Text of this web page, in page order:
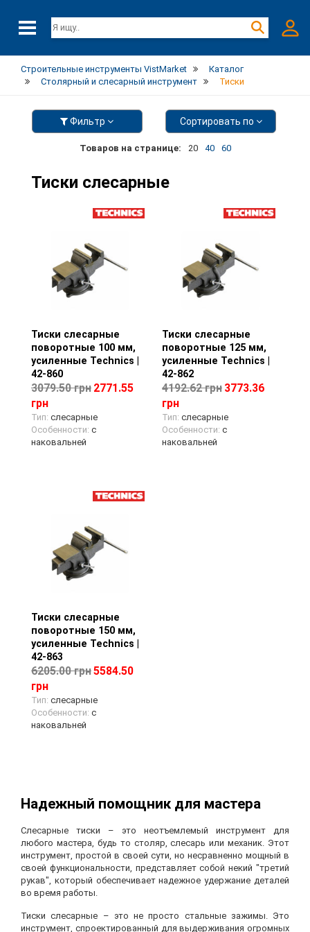
Строительные инструменты VistMarket
Каталог
Столярный и слесарный инструмент
Тиски
Фильтр Сортировать по
Товаров на странице: 20 40 60
Тиски слесарные
Просмотр товара
Тиски слесарные
поворотные 100 мм,
усиленные Technics |
42-860
3079.50 грн 2771.55
грн
Тип: слесарные
Особенности: с
наковальней
Просмотр товара
Тиски слесарные
поворотные 125 мм,
усиленные Technics |
42-862
4192.62 грн 3773.36
грн
Тип: слесарные
Особенности: с
наковальней
Просмотр товара
Тиски слесарные
поворотные 150 мм,
усиленные Technics |
42-863
6205.00 грн5584.50
грн
Тип: слесарные
Особенности: с
наковальней
Надежный помощник для мастера
Слесарные тиски – это неотъемлемый инструмент для
любого мастера, будь то столяр, слесарь или механик. Этот
инструмент, простой в своей сути, но несравненно мощный в
своей функциональности, представляет собой некий "третий
рукав", который обеспечивает надежное удержание деталей
во время работы.
Тиски слесарные – это не просто стальные зажимы. Это
инструмент, спроектированный для выдерживания огромных